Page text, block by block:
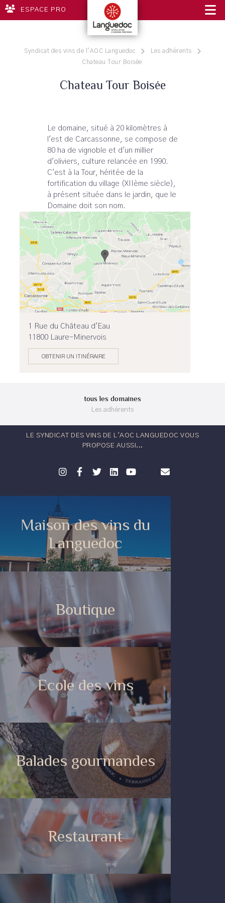
ESPACE PRO
Syndicat des vins de l'AOC Languedoc
Les adhérents
Chateau Tour Boisée
Chateau Tour Boisée
Le domaine, situé à 20 kilomètres à
l'est de Carcassonne, se compose de
80 ha de vignoble et d'un millier
d'oliviers, culture relancée en 1990.
C'est à la Tour, héritée de la
fortification du village (XIIème siècle),
à présent située dans le jardin, que le
Domaine doit son nom.
1 Rue du Château d'Eau
11800 Laure-Minervois
OBTENIR UN ITINÉRAIRE
tous les domaines
Les adhérents
LE SYNDICAT DES VINS DE L'AOC LANGUEDOC VOUS
PROPOSE AUSSI...
Maison des vins du
Languedoc
Boutique
Ecole des vins
Balades gourmandes
Restaurant